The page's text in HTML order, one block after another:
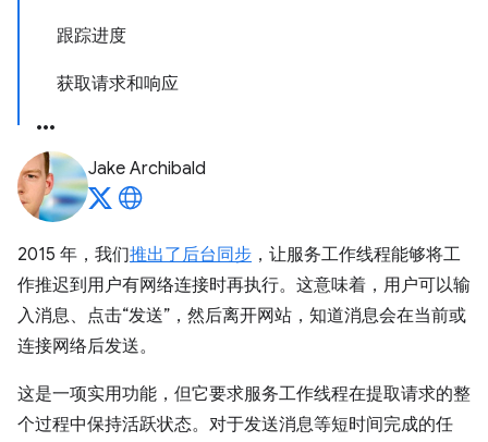
跟踪进度
获取请求和响应
Jake Archibald
2015 年，我们推出了后台同步 ，让服务工作线程能够将工
作推迟到用户有网络连接时再执行。这意味着，用户可以输
入消息、点击“发送”，然后离开网站，知道消息会在当前或
连接网络后发送。
这是一项实用功能，但它要求服务工作线程在提取请求的整
个过程中保持活跃状态。对于发送消息等短时间完成的任